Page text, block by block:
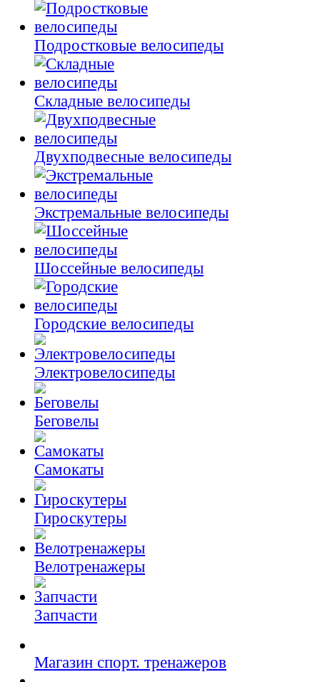
Подростковые велосипеды
Складные велосипеды
Двухподвесные велосипеды
Экстремальные велосипеды
Шоссейные велосипеды
Городские велосипеды
Электровелосипеды
Беговелы
Самокаты
Гироскутеры
Велотренажеры
Запчасти
Магазин спорт. тренажеров